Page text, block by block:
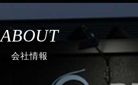
ABOUT
会社情報